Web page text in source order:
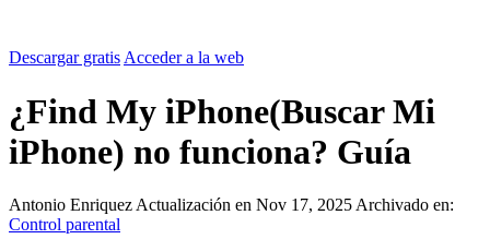
Descargar gratisAcceder a la web
¿Find My iPhone(Buscar Mi
iPhone) no funciona? Guía
Antonio Enriquez Actualización en Nov 17, 2025 Archivado en:
Control parental